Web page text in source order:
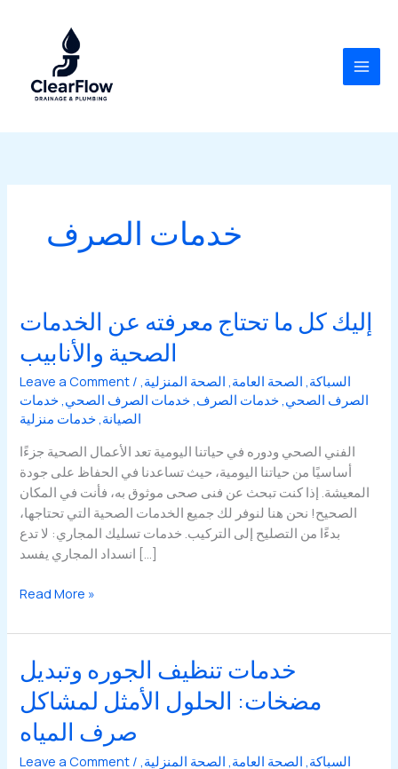
خدمات الصرف
إليك كل ما تحتاج معرفته عن الخدمات
الصحية والأنابيب
Leave a Comment / السباكة, الصحة العامة, الصحة المنزلية,
الصرف الصحي,خدمات الصرف,خدمات الصرف الصحي,خدمات
الصيانة,خدمات منزلية
الفني الصحي ودوره في حياتنا اليومية تعد الأعمال الصحية جزءًا
أساسيًا من حياتنا اليومية، حيث تساعدنا في الحفاظ على جودة
المعيشة. إذا كنت تبحث عن فنى صحى موثوق به، فأنت في المكان
الصحيح! نحن هنا لنوفر لك جميع الخدمات الصحية التي تحتاجها،
بدءًا من التصليح إلى التركيب. خدمات تسليك المجاري: لا تدع
انسداد المجاري يفسد […]
إليك
ما
معرفته
عن
الخدمات
الصحية
والأنابيب
Read More »
خدمات تنظيف الجوره وتبديل
مضخات: الحلول الأمثل لمشاكل
صرف المياه
Leave a Comment / السباكة الصحة العامة الصحة المنزلية